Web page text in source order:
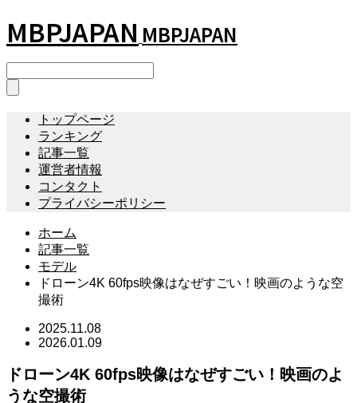
MBPJAPAN MBPJAPAN
トップページ
ランキング
記事一覧
運営者情報
コンタクト
プライバシーポリシー
ホーム
記事一覧
モデル
ドローン4K 60fps映像はなぜすごい！映画のような空
撮術
2025.11.08
2026.01.09
ドローン4K 60fps映像はなぜすごい！映画のよ
うな空撮術